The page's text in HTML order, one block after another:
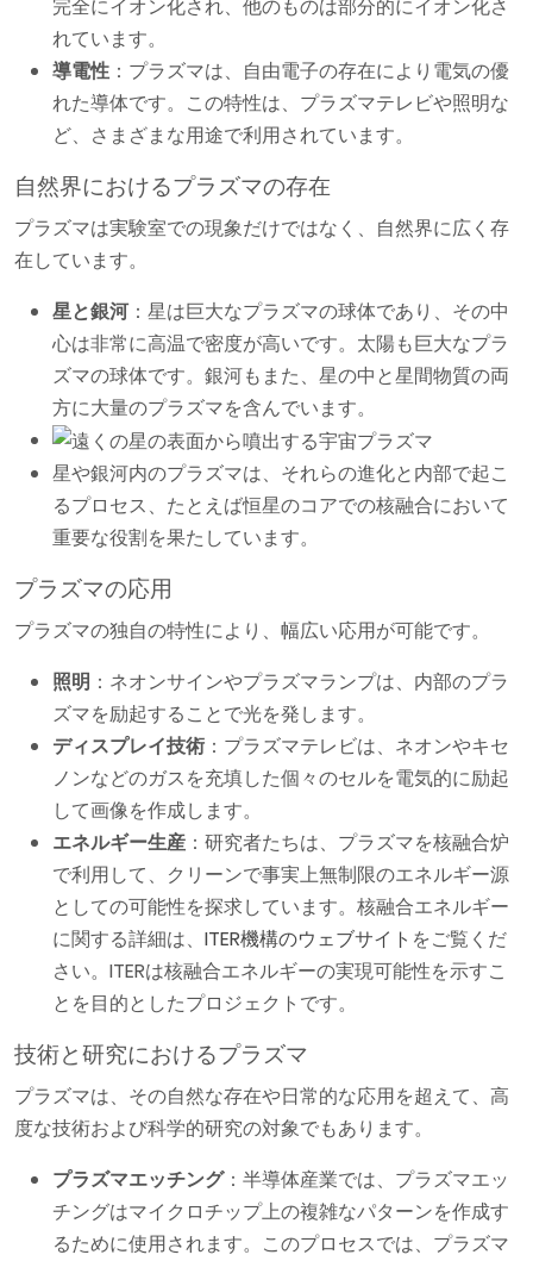
完全にイオン化され、他のものは部分的にイオン化さ
れています。
導電性 ：プラズマは、自由電子の存在により電気の優
れた導体です。この特性は、プラズマテレビや照明な
ど、さまざまな用途で利用されています。
自然界におけるプラズマの存在
プラズマは実験室での現象だけではなく、自然界に広く存
在しています。
星と銀河：星は巨大なプラズマの球体であり、その中
心は非常に高温で密度が高いです。太陽も巨大なプラ
ズマの球体です。銀河もまた、星の中と星間物質の両
方に大量のプラズマを含んでいます。
星や銀河内のプラズマは、それらの進化と内部で起こ
るプロセス、たとえば恒星のコアでの核融合において
重要な役割を果たしています。
プラズマの応用
プラズマの独自の特性により、幅広い応用が可能です。
照明 ：ネオンサインやプラズマランプは、内部のプラ
ズマを励起することで光を発します。
ディスプレイ技術 ：プラズマテレビは、ネオンやキセ
ノンなどのガスを充填した個々のセルを電気的に励起
して画像を作成します。
エネルギー生産 ：研究者たちは、プラズマを核融合炉
で利用して、クリーンで事実上無制限のエネルギー源
としての可能性を探求しています。核融合エネルギー
に関する詳細は、 ITER機構のウェブサイト をご覧くだ
さい。ITERは核融合エネルギーの実現可能性を示すこ
とを目的としたプロジェクトです。
技術と研究におけるプラズマ
プラズマは、その自然な存在や日常的な応用を超えて、高
度な技術および科学的研究の対象でもあります。
プラズマエッチング：半導体産業では、プラズマエッ
チングはマイクロチップ上の複雑なパターンを作成す
るために使用されます。このプロセスでは、プラズマ